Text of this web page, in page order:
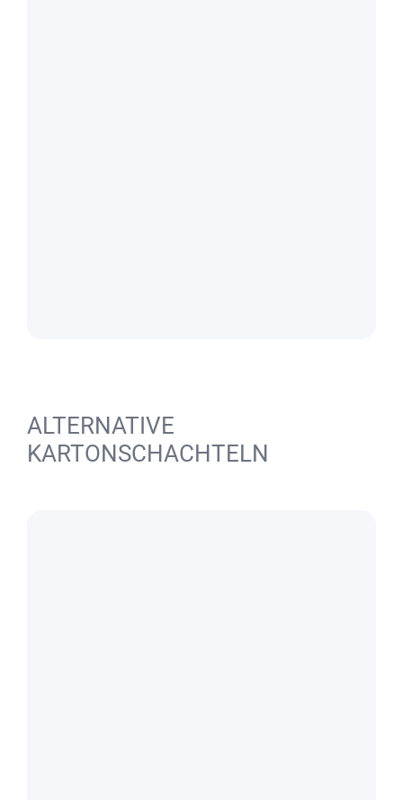
ALTERNATIVE
KARTONSCHACHTELN